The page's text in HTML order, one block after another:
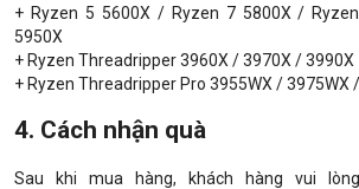
+ Ryzen 5 5600X / Ryzen 7 5800X /
5950X
+ Ryzen Threadripper 3960X / 3970X / 3990X
+ Ryzen Threadripper Pro 3955WX / 3975WX
4. Cách nhận quà
Sau khi mua hàng, khách hàng vui